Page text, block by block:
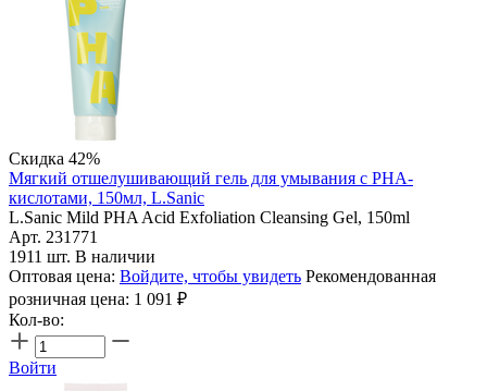
Скидка 42%
Мягкий отшелушивающий гель для умывания с PHA-
кислотами, 150мл, L.Sanic
L.Sanic Mild PHA Acid Exfoliation Cleansing Gel, 150ml
Арт. 231771
1911 шт. В наличии
Оптовая цена: Войдите, чтобы увидеть Рекомендованная
розничная цена: 1 091 ₽
Кол-во:
Войти